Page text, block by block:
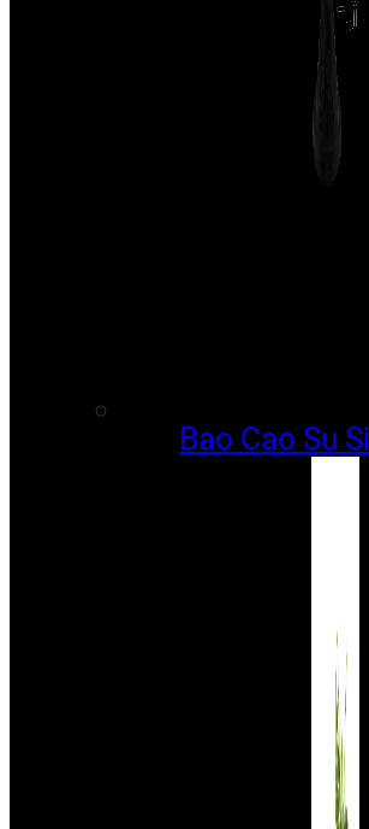
Bao Cao Su